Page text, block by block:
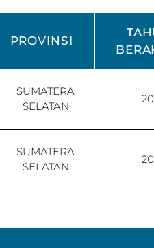
PROVINSI
SUMATERA
SELATAN
SUMATERA
SELATAN